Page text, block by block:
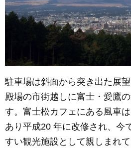
駐車場は斜面から突き出た展
殿場の市街越しに富士・愛鷹
す。富士松カフェにある風車
あり平成20 年に改修され、今
すい観光施設として親しまれて